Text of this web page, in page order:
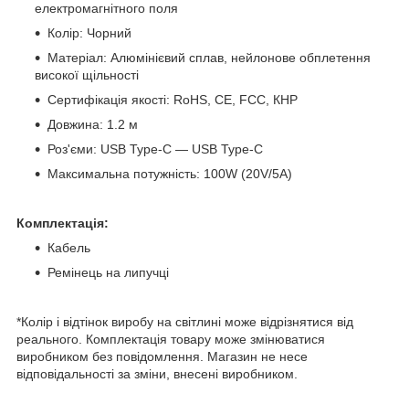
електромагнітного поля
Колір: Чорний
Матеріал: Алюмінієвий сплав, нейлонове обплетення
високої щільності
Сертифікація якості: RoHS, CE, FCC, КНР
Довжина: 1.2 м
Роз'єми: USB Type-C — USB Type-C
Максимальна потужність: 100W (20V/5A)
Комплектація:
Кабель
Ремінець на липучці
*Колір і відтінок виробу на світлині може відрізнятися від
реального. Комплектація товару може змінюватися
виробником без повідомлення. Магазин не несе
відповідальності за зміни, внесені виробником.